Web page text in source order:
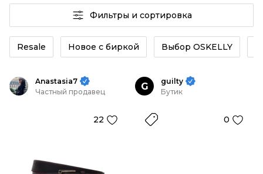
мужские от селлеров OSKELLY с быстрой доставкой
по России. Ваш стиль не ждет, и мы тоже! Винтажные
изделия или Ремни KITON мужские из новых
коллекций – заказывайте на сайте или в приложении
OSKELLY с целой экосистемой инструментов.
Фильтры и сортировка
Resale Новое с биркой Выбор OSKELLY
Anastasia7
Частный продавец
22
G
guilty
Бутик
0